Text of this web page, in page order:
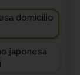
domicilio
japonesa